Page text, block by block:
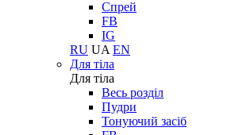
Спрей
FB
IG
RU UA EN
Для тіла
Для тіла
Весь розділ
Пудри
Тонуючий засіб